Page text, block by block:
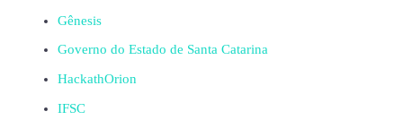
Gênesis
Governo do Estado de Santa Catarina
HackathOrion
IFSC